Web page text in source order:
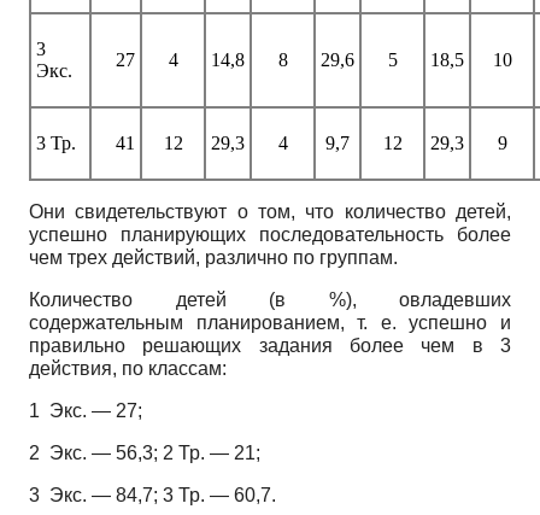
3
Экс.
27 4 14,8 8 29,6 5 18,5 10
3 Тр. 41 12 29,3 4 9,7 12 29,3 9
Они свидетельствуют о том, что количество детей,
успешно планирующих последовательность более
чем трех действий, различно по группам.
Количество детей (в %), овладевших
содержательным планированием, т. е. успешно и
правильно решающих задания более чем в 3
действия, по классам:
1 Экс. — 27;
2 Экс. — 56,3; 2 Тр. — 21;
3 Экс. — 84,7; 3 Тр. — 60,7.